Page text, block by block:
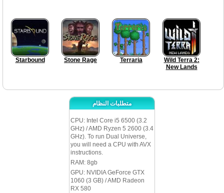
Starbound Stone Rage Terraria
Wild Terra 2:
New Lands
متطلبات النظام
CPU: Intel Core i5 6500 (3.2
GHz) / AMD Ryzen 5 2600 (3.4
GHz). To run Dual Universe,
you will need a CPU with AVX
instructions.
RAM: 8gb
GPU: NVIDIA GeForce GTX
1060 (3 GB) / AMD Radeon
RX 580